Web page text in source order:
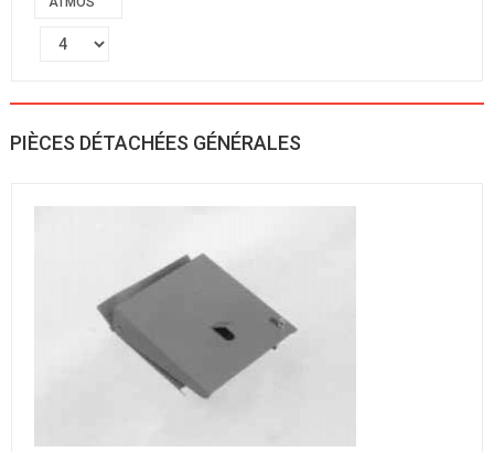
PIÈCES DÉTACHÉES GÉNÉRALES